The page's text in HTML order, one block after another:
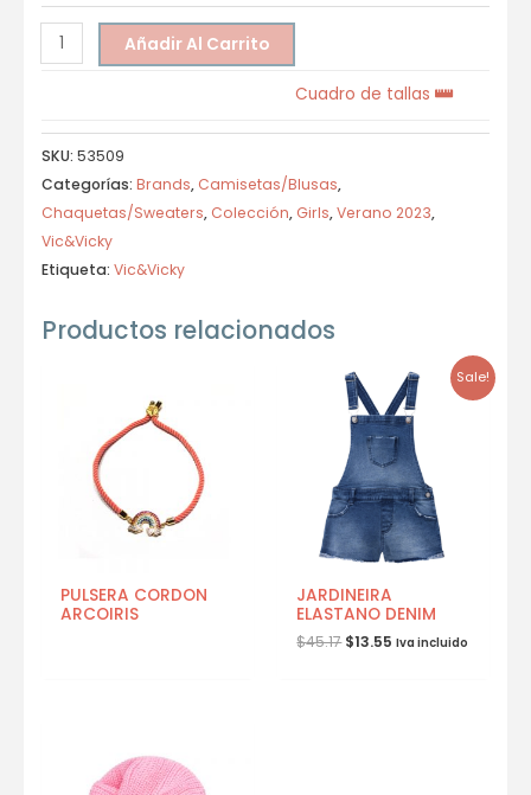
Añadir Al Carrito
Cuadro de tallas
SKU: 53509
Categorías: Brands, Camisetas/Blusas,
Chaquetas/Sweaters, Colección, Girls,Verano 2023,
Vic&Vicky
Etiqueta: Vic&Vicky
Productos relacionados
PULSERA CORDON
ARCOIRIS
Sale!
JARDINEIRA
ELASTANO DENIM
$45.17 $13.55 Iva incluido